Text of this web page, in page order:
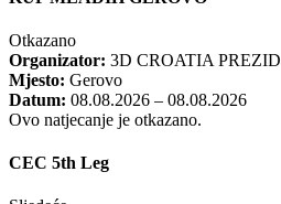
Otkazano
Organizator: 3D CROATIA PREZID
Mjesto: Gerovo
Datum: 08.08.2026 – 08.08.2026
Ovo natjecanje je otkazano.
CEC 5th Leg